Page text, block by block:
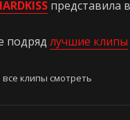
представила
подряд лучшие клипы
все клипы смотреть